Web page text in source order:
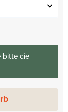
bitte die